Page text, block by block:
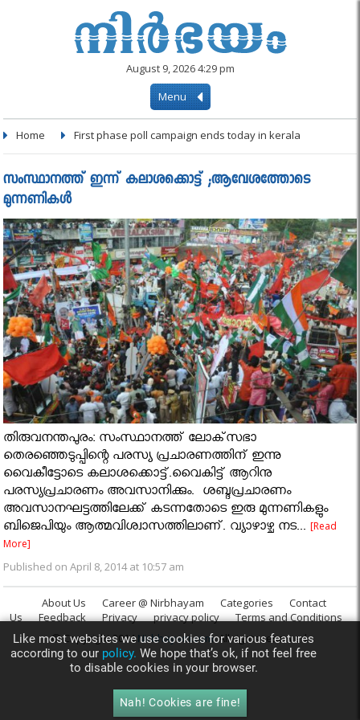
August 9, 2026 4:29 pm
Menu
Home First phase poll campaign ends today in kerala
സംസ്ഥാനത്ത് ഇന്ന് കലാശക്കൊട്ട് ;ആവേശത്തോടെ
മുന്നണികള്‍
തിരുവനന്തപുരം: സംസ്ഥാനത്ത് ലോക്‌സഭാ
തെരഞ്ഞെടുപ്പിന്റെ പരസ്യ പ്രചാരണത്തിന് ഇന്നു
വൈകീട്ടോടെ കലാശക്കൊട്ട്.വൈകിട്ട് ആറിനു
പരസ്യപ്രചാരണം അവസാനിക്കും. ശബ്ദപ്രചാരണം
അവസാനഘട്ടത്തിലേക്ക് കടന്നതോടെ ഇരു മുന്നണികളും
ബിജെപിയും ആത്മവിശ്വാസത്തിലാണ്. വ്യാഴാഴ്ച നട...[Read
More]
Published on April 8, 2014 at 10:57 am
About Us Career @ Nirbhayam Categories
Contact
Us
Feedback Privacy privacy policy
Terms and Conditions
© Copyright 2014Nirbhayam.com. All rights reserved.
Like most websites we use cookies for various features
according to our policy. We hope that’s ok, if not feel free
to disable cookies in your browser.
Nah! Cookies are fine!